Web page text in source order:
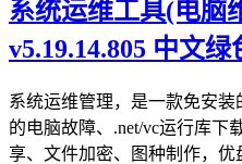
系统运维工具(电脑
v5.19.14.805 中文绿
系统运维管理，是一款免安
的电脑故障、.net/vc运行库下
享、文件加密、图种制作，